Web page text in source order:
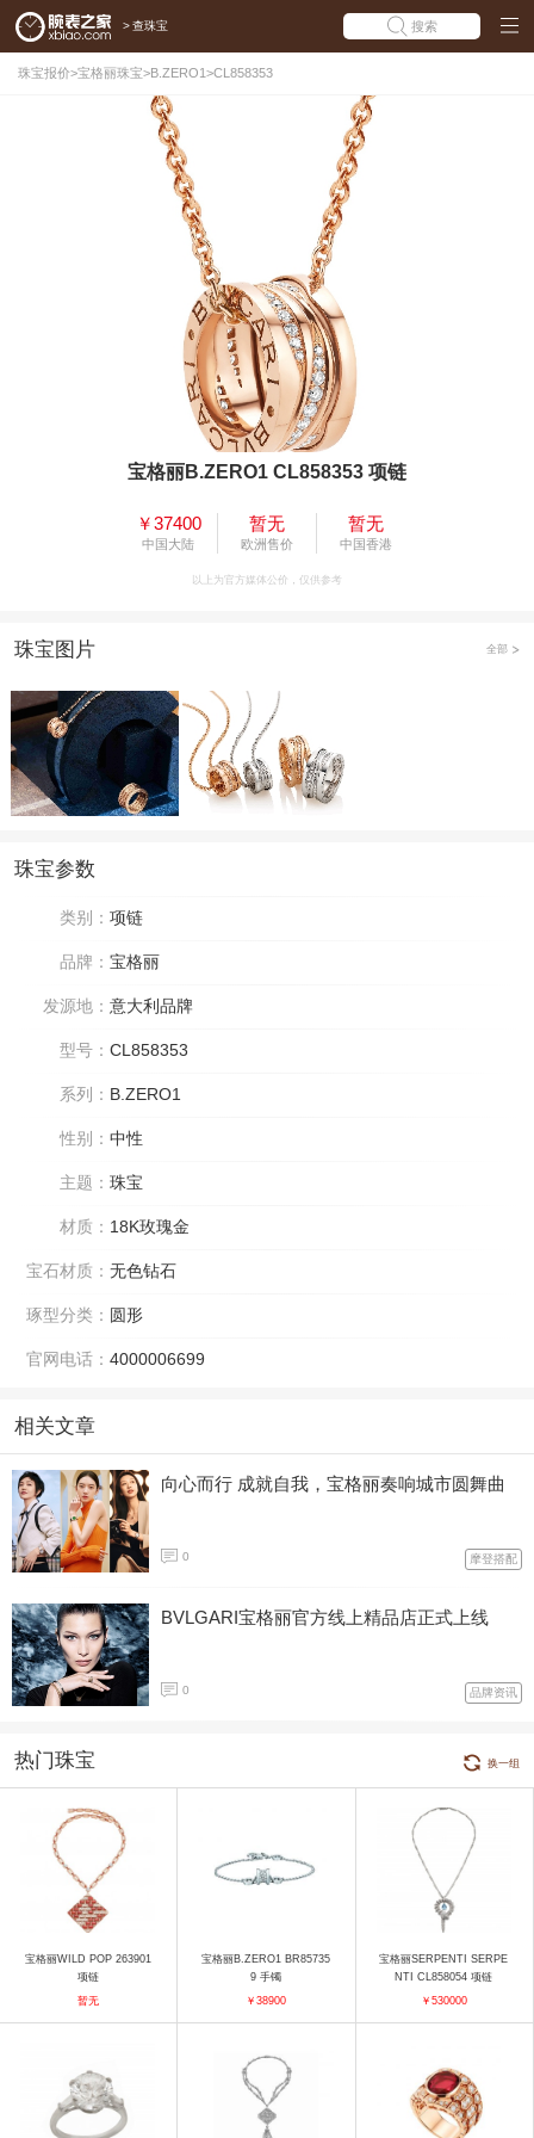
> 查珠宝 搜索
珠宝报价>宝格丽珠宝>B.ZERO1>CL858353
宝格丽B.ZERO1 CL858353 项链
￥37400
中国大陆
暂无
欧洲售价
暂无
中国香港
以上为官方媒体公价，仅供参考
珠宝图片 全部
珠宝参数
类别： 项链
品牌： 宝格丽
发源地： 意大利品牌
型号： CL858353
系列： B.ZERO1
性别： 中性
主题： 珠宝
材质： 18K玫瑰金
宝石材质： 无色钻石
琢型分类： 圆形
官网电话： 4000006699
相关文章
向心而行 成就自我，宝格丽奏响城市圆舞曲
0 摩登搭配
BVLGARI宝格丽官方线上精品店正式上线
0 品牌资讯
热门珠宝 换一组
宝格丽WILD POP 263901
项链
暂无
宝格丽B.ZERO1 BR85735
9 手镯
￥38900
宝格丽SERPENTI SERPE
NTI CL858054 项链
￥530000